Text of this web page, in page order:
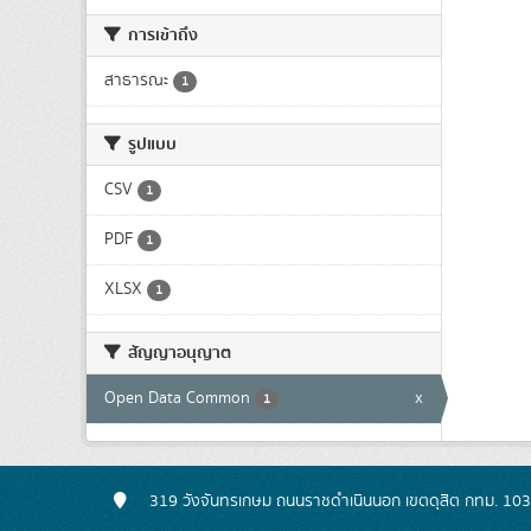
การเข้าถึง
สาธารณะ 1
รูปแบบ
CSV 1
PDF 1
XLSX 1
สัญญาอนุญาต
Open Data Common 1 x
319 วังจันทรเกษม ถนนราชดำเนินนอก เขตดุสิต กทม.